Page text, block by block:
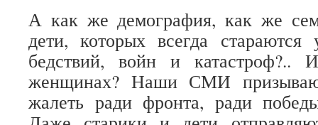
А как же демография, как же
дети, которых всегда стараются
бедствий, войн и
женщинах? Наши СМИ
жалеть ради фронта, ради